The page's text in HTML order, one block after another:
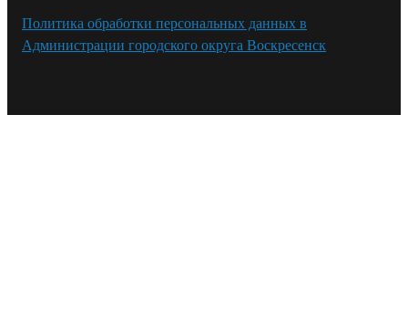
Политика обработки персональных данных в
Администрации городского округа Воскресенск